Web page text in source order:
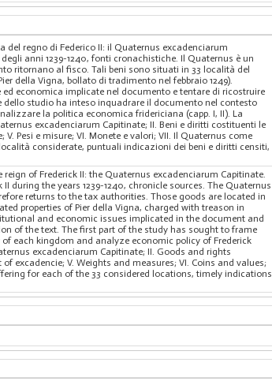
regno di Federico II: il Quaternus excadenciarum
anni 1239-1240, fonti cronachistiche. Il Quaternus è un
ritornano al fisco. Tali beni sono situati in 33 località del
della Vigna, bollato di tradimento nel febbraio 1249).
economica implicate nel documento e tentare di ricostruire
dello studio ha inteso inquadrare il documento nel contesto
la politica economica fridericiana (capp. I, II). La
excadenciarum Capitinate; II. Beni e diritti costituenti le
Pesi e misure; VI. Monete e valori; VII. Il Quaternus come
considerate, puntuali indicazioni dei beni e diritti censiti,
of Frederick II: the Quaternus excadenciarum Capitinate.
during the years 1239-1240, chronicle sources. The Quaternus
returns to the tax authorities. Those goods are located in
properties of Pier della Vigna, charged with treason in
and economic issues implicated in the document and
of the text. The first part of the study has sought to frame
each kingdom and analyze economic policy of Frederick
excadenciarum Capitinate; II. Goods and rights
excadencie; V. Weights and measures; VI. Coins and values;
for each of the 33 considered locations, timely indications